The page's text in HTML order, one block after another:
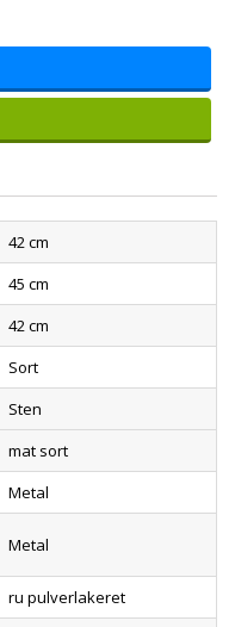
42 cm
45 cm
42 cm
Sort
Sten
mat sort
Metal
Metal
ru pulverlakeret